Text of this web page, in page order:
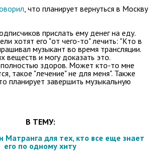
, что планирует вернуться в Москву
прислать ему денег на еду.
хотят его "от чего-то" лечить: "Кто в
музыкант во время трансляции.
веществ и могу доказать это.
здоров. Может кто-то мне
такое "лечение" не для меня". Также
планирует завершить музыкальную
В ТЕМУ:
Матранга для тех, кто все еще знает
его по одному хиту